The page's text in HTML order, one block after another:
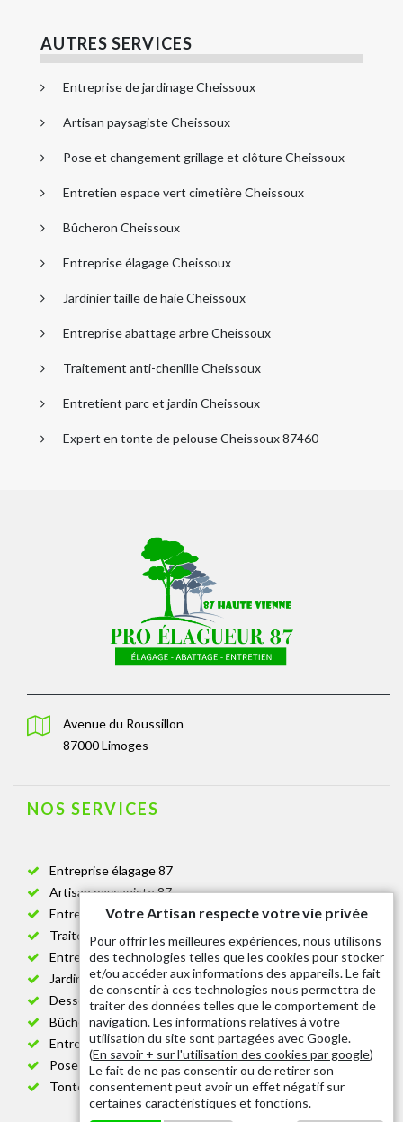
AUTRES SERVICES
Entreprise de jardinage Cheissoux
Artisan paysagiste Cheissoux
Pose et changement grillage et clôture Cheissoux
Entretien espace vert cimetière Cheissoux
Bûcheron Cheissoux
Entreprise élagage Cheissoux
Jardinier taille de haie Cheissoux
Entreprise abattage arbre Cheissoux
Traitement anti-chenille Cheissoux
Entretient parc et jardin Cheissoux
Expert en tonte de pelouse Cheissoux 87460
Avenue du Roussillon
87000 Limoges
NOS SERVICES
Entreprise élagage 87
Artisan paysagiste 87
Entreprise de jardinage 87
Traitement anti-chenille 87
Entreprise abattage arbre 87
Jardinier taille de haie 87
Dessouchage arbre et haie 87
Bûcheron 87
Entretien espace vert cimetière 87
Pose et changement grillage et clôture 87
Tonte de pelouse 87
Votre Artisan respecte votre vie privée
Pour offrir les meilleures expériences, nous utilisons
des technologies telles que les cookies pour stocker
et/ou accéder aux informations des appareils. Le fait
de consentir à ces technologies nous permettra de
traiter des données telles que le comportement de
navigation. Les informations relatives à votre
utilisation du site sont partagées avec Google.
(En savoir + sur l'utilisation des cookies par google)
Le fait de ne pas consentir ou de retirer son
consentement peut avoir un effet négatif sur
certaines caractéristiques et fonctions.